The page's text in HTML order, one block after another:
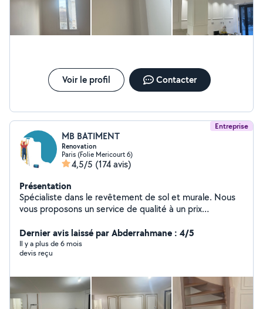
Voir le profil Contacter
Entreprise
MB BATIMENT
Renovation
Paris (Folie Mericourt 6)
4,5/5 (174 avis)
Présentation
Spécialiste dans le revêtement de sol et murale. Nous
vous proposons un service de qualité à un prix
Dernier avis laissé par Abderrahmane : 4/5
Il y a plus de 6 mois
devis reçu